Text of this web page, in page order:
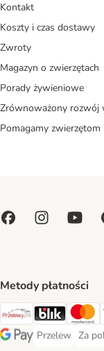
Kontakt
Koszty i czas dostawy
Zwroty
Magazyn o zwierzętach
Porady żywieniowe
Zrównoważony rozwój
Pomagamy zwierzętom
Metody płatności
Przelewy24 Payment
Blik Payment
Google Pay Payment
Przelew
Przelew Za
Za